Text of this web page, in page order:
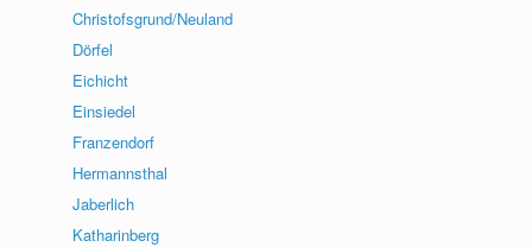
Christofsgrund/Neuland
Dörfel
Eichicht
Einsiedel
Franzendorf
Hermannsthal
Jaberlich
Katharinberg